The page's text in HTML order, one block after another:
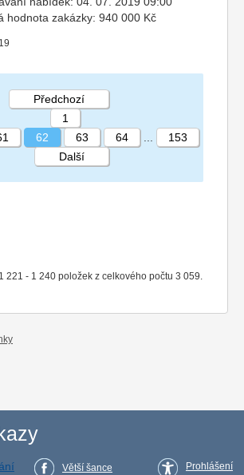
hodnota zakázky: 940 000 Kč
STRÁNKA 62 153
221 - 1 240 položek z celkového počtu 3 059.
Předchozí
1
62 63 64
153
Další
Větší šance
Prohlášení